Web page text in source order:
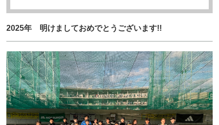
2025年 明けましておめでとうございます!!